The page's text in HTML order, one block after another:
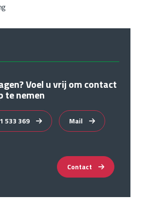
Voel u vrij om contact
te nemen
533 369 Mail
Contact